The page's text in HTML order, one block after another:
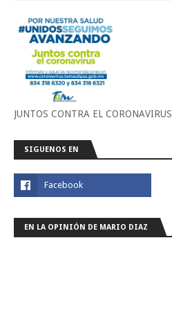
JUNTOS CONTRA EL CORONAVIRUS
SIGUENOS EN
EN LA OPINIÓN DE MARIO DIAZ